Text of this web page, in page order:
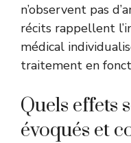
n’observent pas
récits rappellent
médical
traitement en
Quels effets
évoqués et